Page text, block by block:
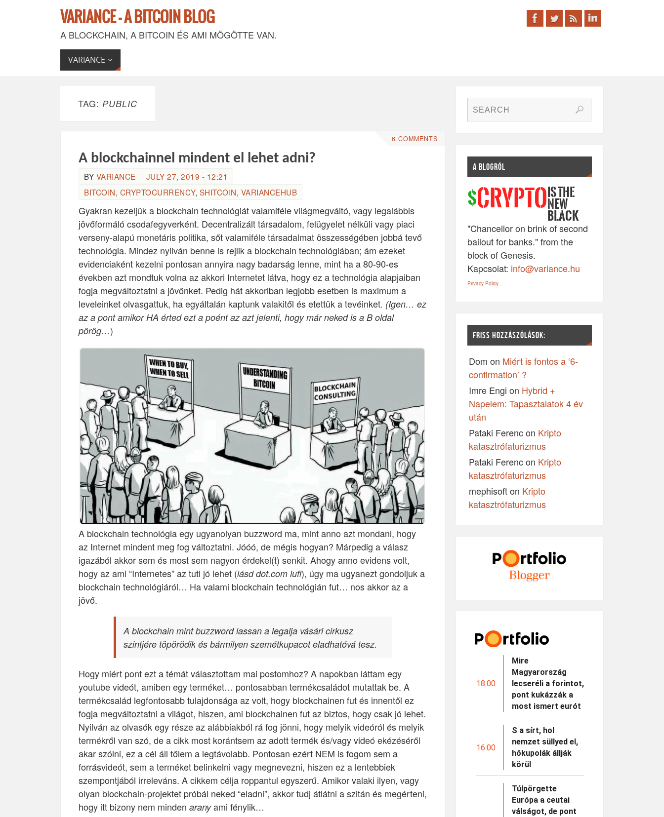
VARIANCE - A BITCOIN BLOG
A BLOCKCHAIN, A BITCOIN ÉS AMI MÖGÖTTE VAN.
VARIANCE
TAG: PUBLIC
6 COMMENTS
A blockchainnel mindent el lehet adni?
BY VARIANCE
JULY 27, 2019 - 12:21
BITCOIN, CRYPTOCURRENCY, SHITCOIN, VARIANCEHUB
Gyakran kezeljük a blockchain technológiát valamiféle világmegváltó, vagy legalábbis
jövőformáló csodafegyverként. Decentralizált társadalom, felügyelet nélküli vagy piaci
verseny-alapú monetáris politika, sőt valamiféle társadalmat összességében jobbá tevő
technológia. Mindez nyilván benne is rejlik a blockchain technológiában; ám ezeket
evidenciaként kezelni pontosan annyira nagy badarság lenne, mint ha a 80-90-es
években azt mondtuk volna az akkori Internetet látva, hogy ez a technológia alapjaiban
fogja megváltoztatni a jövőnket. Pedig hát akkoriban legjobb esetben is maximum a
leveleinket olvasgattuk, ha egyáltalán kaptunk valakitől és etettük a tevéinket. (Igen… ez
az a pont amikor HA érted ezt a poént az azt jelenti, hogy már neked is a B oldal
pörög…)
A blockchain technológia egy ugyanolyan buzzword ma, mint anno azt mondani, hogy
az Internet mindent meg fog változtatni. Jóóó, de mégis hogyan? Márpedig a válasz
igazából akkor sem és most sem nagyon érdekel(t) senkit. Ahogy anno evidens volt,
hogy az ami “Internetes” az tuti jó lehet (lásd dot.com lufi), úgy ma ugyanezt gondoljuk a
blockchain technológiáról… Ha valami blockchain technológián fut… nos akkor az a
jövő.
A blockchain mint buzzword lassan a legalja vásári cirkusz
szintjére töpörödik és bármilyen szemétkupacot eladhatóvá tesz.
Hogy miért pont ezt a témát választottam mai postomhoz? A napokban láttam egy
youtube videót, amiben egy terméket… pontosabban termékcsaládot mutattak be. A
termékcsalád legfontosabb tulajdonsága az volt, hogy blockchainen fut és innentől ez
fogja megváltoztatni a világot, hiszen, ami blockchainen fut az biztos, hogy csak jó lehet.
Nyilván az olvasók egy része az alábbiakból rá fog jönni, hogy melyik videóról és melyik
termékről van szó, de a cikk most korántsem az adott termék és/vagy videó ekézéséről
akar szólni, ez a cél áll tőlem a legtávolabb. Pontosan ezért NEM is fogom sem a
forrásvideót, sem a terméket belinkelni vagy megnevezni, hiszen ez a lentebbiek
szempontjából irreleváns. A cikkem célja roppantul egyszerű. Amikor valaki ilyen, vagy
olyan blockchain-projektet próbál neked “eladni”, akkor tudj átlátni a szitán és megérteni,
hogy itt bizony nem minden aranyami fénylik…
A BLOGRÓL
$CRYPTO IS THE
NEW
BLACK
"Chancellor on brink of second
bailout for banks." from the
block of Genesis.
Kapcsolat: info@variance.hu
Privacy Policy...
FRISS HOZZÁSZÓLÁSOK:
Dom on Miért is fontos a ‘6-
confirmation’ ?
Imre Engi on Hybrid +
Napelem: Tapasztalatok 4 év
után
Pataki Ferencon Kripto
katasztrófaturizmus
Pataki Ferencon Kripto
katasztrófaturizmus
mephisofton Kripto
katasztrófaturizmus
18:00
Mire
Magyarország
lecseréli a forintot,
pont kukázzák a
most ismert eurót
16:00
S a sírt, hol
nemzet süllyed el,
hőkupolák állják
körül
Túlpörgette
Európa a ceutai
válságot, de pont